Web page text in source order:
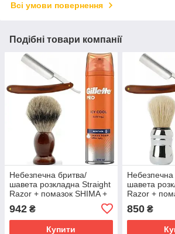
Всі умови повернення
Подібні товари компанії
Небезпечна бритва/
шавета розкладна Straight
Razor + помазок SHIMA +
Pro Icy Cool з ментолом
942 ₴
Купити
Небезпечна
шавета
Razor +
Pro Icy Cool
850₴